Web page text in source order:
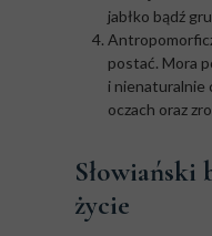
jabłko bądź
postać. Mora
i nienaturalnie
oczach oraz
Słowiański
życie